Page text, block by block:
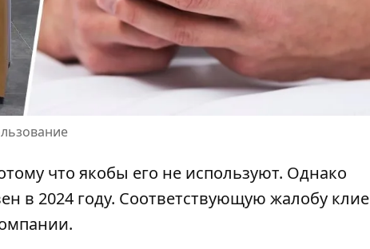
что якобы его не используют. Однако
в 2024 году. Соответствующую жалобу